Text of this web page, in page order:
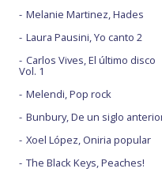
Melanie Martinez, Hades
Laura Pausini, Yo canto 2
Carlos Vives, El último disco
Vol. 1
Melendi, Pop rock
Bunbury, De un siglo
Xoel López, Oniria popular
The Black Keys, Peaches!